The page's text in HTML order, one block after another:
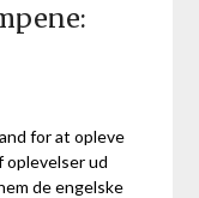
for at opleve
oplevelser ud
de engelske